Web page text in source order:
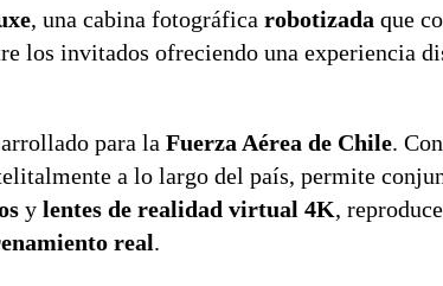
, una cabina fotográfica robotizada que
los invitados ofreciendo una experiencia
para la Fuerza Aérea de Chile. Con
a lo largo del país, permite
y lentes de realidad virtual 4K,
real.